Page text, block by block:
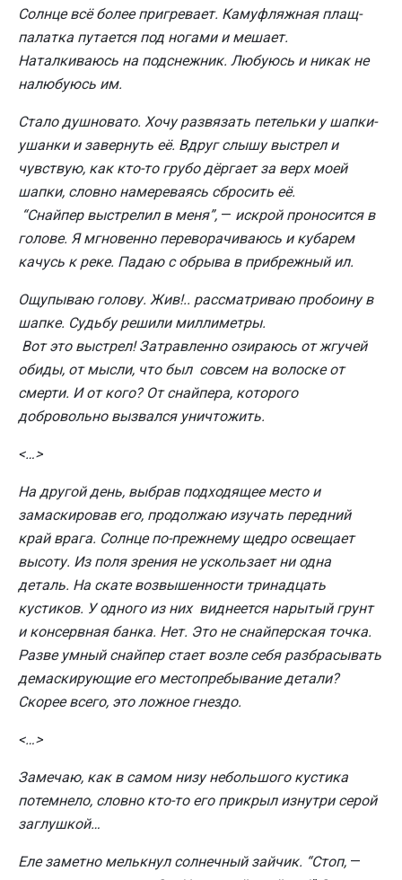
Солнце всё более пригревает. Камуфляжная плащ-
палатка путается под ногами и мешает.
Наталкиваюсь на подснежник. Любуюсь и никак не
налюбуюсь им.
Стало душновато. Хочу развязать петельки у шапки-
ушанки и завернуть её. Вдруг слышу выстрел и
чувствую, как кто-то грубо дёргает за верх моей
шапки, словно намереваясь сбросить её.
“Снайпер выстрелил в меня”, — искрой проносится в
голове. Я мгновенно переворачиваюсь и кубарем
качусь к реке. Падаю с обрыва в прибрежный ил.
Ощупываю голову. Жив!.. рассматриваю пробоину в
шапке. Судьбу решили миллиметры.
Вот это выстрел! Затравленно озираюсь от жгучей
обиды, от мысли, что был совсем на волоске от
смерти. И от кого? От снайпера, которого
добровольно вызвался уничтожить.
<…>
На другой день, выбрав подходящее место и
замаскировав его, продолжаю изучать передний
край врага. Солнце по-прежнему щедро освещает
высоту. Из поля зрения не ускользает ни одна
деталь. На скате возвышенности тринадцать
кустиков. У одного из них виднеется нарытый грунт
и консервная банка. Нет. Это не снайперская точка.
Разве умный снайпер стает возле себя разбрасывать
демаскирующие его местопребывание детали?
Скорее всего, это ложное гнездо.
<…>
Замечаю, как в самом низу небольшого кустика
потемнело, словно кто-то его прикрыл изнутри серой
заглушкой…
Еле заметно мелькнул солнечный зайчик. “Стоп, —